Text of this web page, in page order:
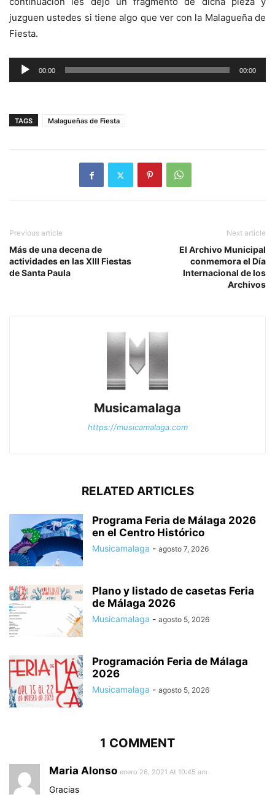
juzguen ustedes si tiene algo que ver con la Malagueña de
Fiesta.
Reproductor
de
00:00 00:00
TAGS Malagueñas de Fiesta
Previous article
Más de una decena de
actividades en las XIII Fiestas
de Santa Paula
Next article
El Archivo Municipal
conmemora el Día
Internacional de los
Archivos
Musicamalaga
https://musicamalaga.com
RELATED ARTICLES
Programa Feria de Málaga 2026
en el Centro Histórico
Musicamalaga - agosto 7, 2026
Plano y listado de casetas Feria
de Málaga 2026
Musicamalaga - agosto 5, 2026
Programación Feria de Málaga
2026
Musicamalaga - agosto 5, 2026
1 COMMENT
Maria Alonso enero 26, 2021 At 10:45 am
Gracias